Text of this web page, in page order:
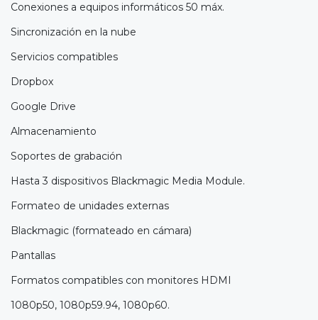
Conexiones a equipos informáticos 50 máx.
Sincronización en la nube
Servicios compatibles
Dropbox
Google Drive
Almacenamiento
Soportes de grabación
Hasta 3 dispositivos Blackmagic Media Module.
Formateo de unidades externas
Blackmagic (formateado en cámara)
Pantallas
Formatos compatibles con monitores HDMI
1080p50, 1080p59.94, 1080p60.